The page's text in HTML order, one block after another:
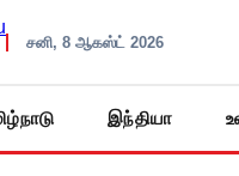
சனி, 8 ஆகஸ்ட் 2026
இந்தியா